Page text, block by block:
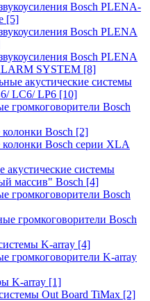
Bosch PLENA-
[5]
Bosch PLENA
Bosch PLENA
SYSTEM [8]
акустические системы
LC6/ LP6 [10]
громкоговорители Bosch
Bosch [2]
колонки Bosch серии XLA
акустические системы
массив" Bosch [4]
громкоговорители Bosch
громкоговорители Bosch
K-array [4]
громкоговорители K-array
K-array [1]
Out Board TiMax [2]